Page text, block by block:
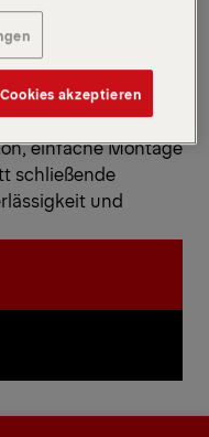
kg Hubkraft
über mehrere
einfache Montage
schließende
und
akzeptieren